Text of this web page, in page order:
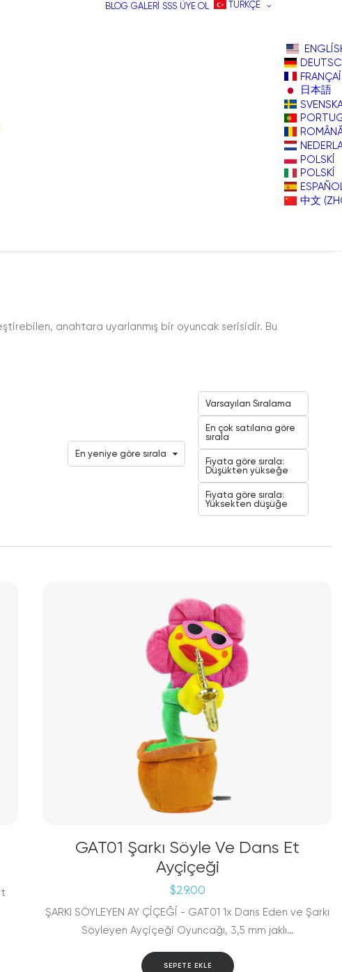
BLOG GALERI SSS ÜYE OL TÜRKÇE
日本語
POLSKI
POLSKI
中文
anahtara uyarlanmış bir oyuncak serisidir. Bu
En yeniye göre sırala
Varsayılan Sıralama
En çok satılana göre
sırala
Fiyata göre sırala:
Düşükten yükseğe
Fiyata göre sırala:
Yüksekten düşüğe
GAT01 Şarkı Söyle Ve Dans Et
Ayçiçeği
$29.00
ŞARKI SÖYLEYEN AY ÇİÇEĞİ - GAT01 1x Dans Eden ve Şarkı
Söyleyen Ayçiçeği Oyuncağı, 3,5 mm jaklı…
SEPETE EKLE